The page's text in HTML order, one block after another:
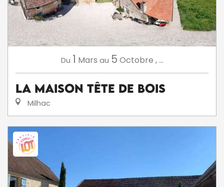
Du 1 Mars au 5 Octobre , ...
La maison Tête de Bois
Milhac